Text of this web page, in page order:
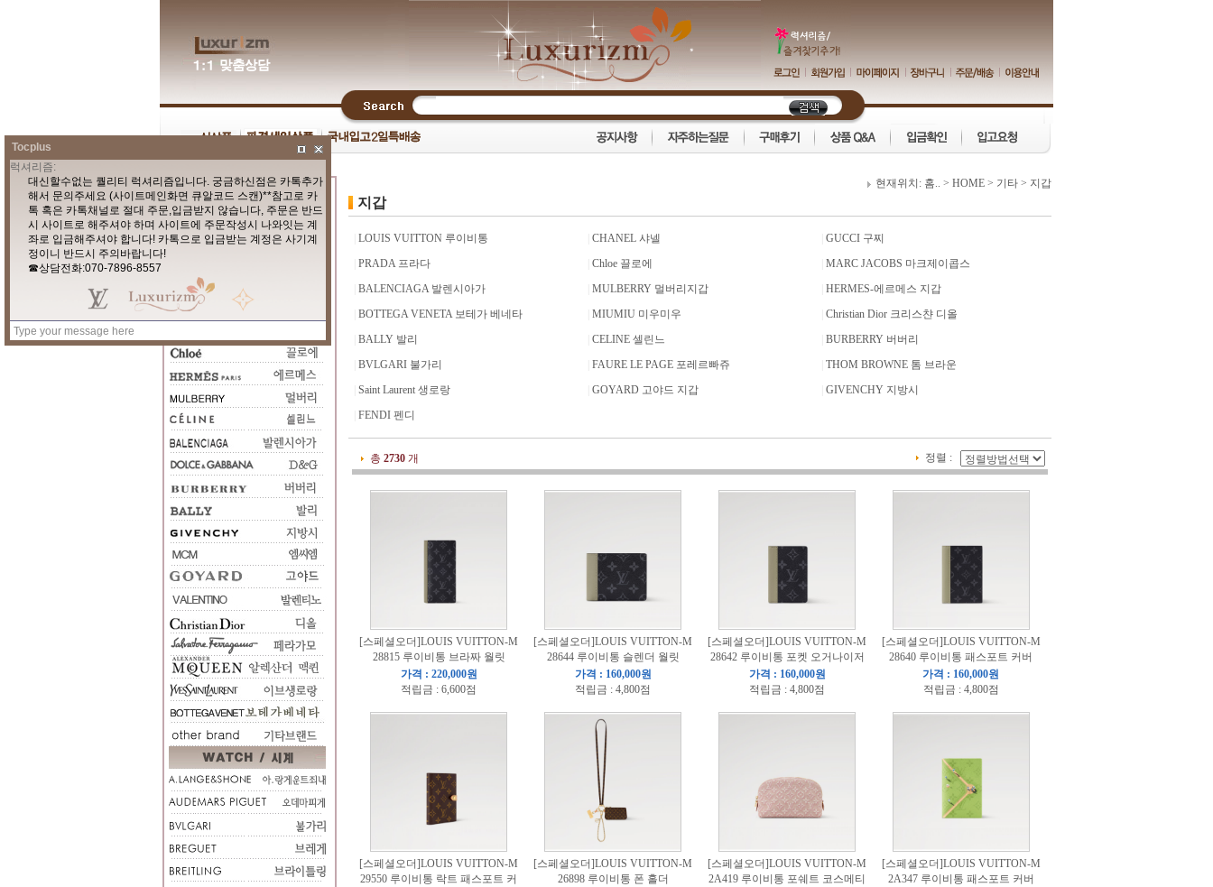
현재위치: 홈.. > HOME> 기타> 지갑
지갑
LOUIS VUITTON 루이비통 CHANEL 샤넬
GUCCI 구찌
PRADA 프라다 Chloe 끌로에
MARC JACOBS 마크제이콥스
BALENCIAGA 발렌시아가 MULBERRY 멀버리지갑
HERMES-에르메스 지갑
BOTTEGA VENETA 보테가 베네타 MIUMIU 미우미우
Christian Dior 크리스챤 디올
BALLY 발리 CELINE 셀린느
BURBERRY 버버리
BVLGARI 불가리 FAURE LE PAGE 포레르빠쥬
THOM BROWNE 톰 브라운
Saint Laurent 생로랑 GOYARD 고야드 지갑
GIVENCHY 지방시
FENDI 펜디
총 2730개 정렬 :
[스페셜오더]LOUIS VUITTON-M
28815 루이비통 브라짜 월릿
가격 : 220,000원
적립금 : 6,600점
[스페셜오더]LOUIS VUITTON-M
28644 루이비통 슬렌더 월릿
가격 : 160,000원
적립금 : 4,800점
[스페셜오더]LOUIS VUITTON-M
28642 루이비통 포켓 오거나이저
가격 : 160,000원
적립금 : 4,800점
[스페셜오더]LOUIS VUITTON-M
28640 루이비통 패스포트 커버
가격 : 160,000원
적립금 : 4,800점
[스페셜오더]LOUIS VUITTON-M
29550 루이비통 락트 패스포트 커
[스페셜오더]LOUIS VUITTON-M
26898 루이비통 폰 홀더
[스페셜오더]LOUIS VUITTON-M
2A419 루이비통 포쉐트 코스메티
[스페셜오더]LOUIS VUITTON-M
2A347 루이비통 패스포트 커버
Tocplus